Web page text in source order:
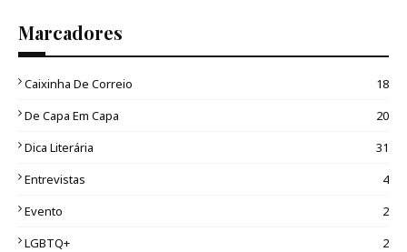
Marcadores
Caixinha De Correio
18
De Capa Em Capa
20
Dica Literária
31
Entrevistas
4
Evento
2
LGBTQ+
2